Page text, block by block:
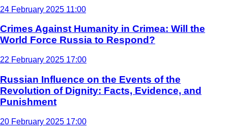
24 February 2025 11:00
Crimes Against Humanity in Crimea: Will the
World Force Russia to Respond?
22 February 2025 17:00
Russian Influence on the Events of the
Revolution of Dignity: Facts, Evidence, and
Punishment
20 February 2025 17:00